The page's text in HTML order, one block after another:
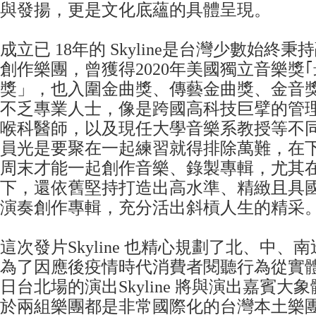
與發揚，更是文化底蘊的具體呈現。
成立已 18年的 Skyline是台灣少數始終秉
創作樂團，曾獲得2020年美國獨立音樂獎
獎」，也入圍金曲獎、傳藝金曲獎、金音
不乏專業人士，像是跨國高科技巨擘的管
喉科醫師，以及現任大學音樂系教授等不
員光是要聚在一起練習就得排除萬難，在
周末才能一起創作音樂、錄製專輯，尤其
下，還依舊堅持打造出高水準、精緻且具
演奏創作專輯，充分活出斜槓人生的精采
這次發片Skyline 也精心規劃了北、中、
為了因應後疫情時代消費者閱聽行為從實
日台北場的演出Skyline 將與演出嘉賓大
於兩組樂團都是非常國際化的台灣本土樂